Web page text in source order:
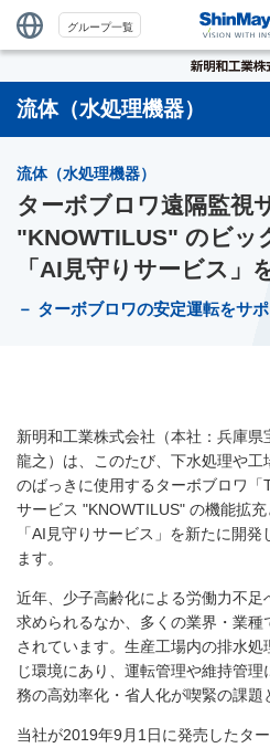
グループ一覧
流体（水処理機器）
流体（水処理機器）
ターボブロワ遠隔監視
"KNOWTILUS" のビッ
「AI見守りサービス」
－ ターボブロワの安定運転をサ
新明和工業株式会社（本社：兵庫
龍之）は、このたび、下水処理や
のばっきに使用するターボブロワ「
サービス "KNOWTILUS" の機能拡
「AI見守りサービス」を新たに開
ます。
近年、少子高齢化による労働力不
求められるなか、多くの業界・業
されています。生産工場内の排水
じ環境にあり、運転管理や維持管
務の高効率化・省人化が喫緊の課題
当社が2019年9月1日に発売したタ